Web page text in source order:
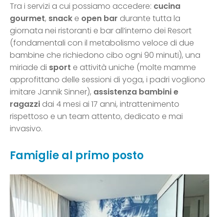
Tra i servizi a cui possiamo accedere: cucina
gourmet, snack e open bar durante tutta la
giornata nei ristoranti e bar all’interno dei Resort
(fondamentali con il metabolismo veloce di due
bambine che richiedono cibo ogni 90 minuti), una
miriade di sport e attività uniche (molte mamme
approfittano delle sessioni di yoga, i padri vogliono
imitare Jannik Sinner), assistenza bambini e
ragazzi dai 4 mesi ai 17 anni, intrattenimento
rispettoso e un team attento, dedicato e mai
invasivo.
Famiglie al primo posto